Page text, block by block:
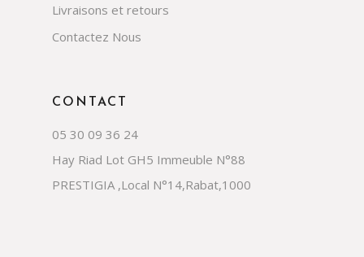
CONTACT
05 30 09 36 24
Hay Riad Lot GH5 Immeuble N°88
PRESTIGIA ,Local N°14,Rabat,1000
Livraisons et retours
Contactez Nous